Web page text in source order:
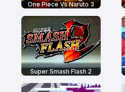
One Piece Vs Naruto 3
Super Smash Flash 2